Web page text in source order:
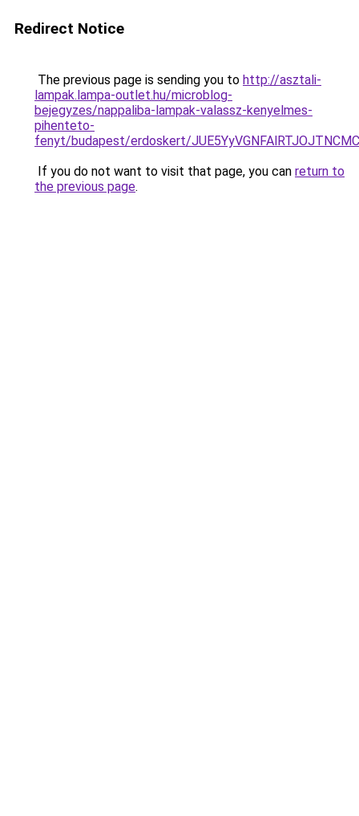
Redirect Notice
The previous page is sending you to http://asztali-
lampak.lampa-outlet.hu/microblog-
bejegyzes/nappaliba-lampak-valassz-kenyelmes-
pihenteto-
fenyt/budapest/erdoskert/
If you do not want to visit that page, you can return to
the previous page.